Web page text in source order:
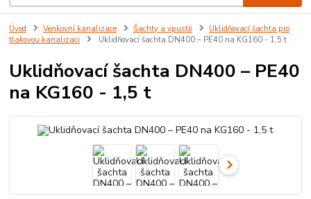
Úvod Venkovní kanalizace Šachty a vpustě
Uklidňovací šachta pro
tlakovou kanalizaci
Uklidňovací šachta DN400 – PE40 na KG160 - 1,5 t
Uklidňovací šachta DN400 – PE40
na KG160 - 1,5 t